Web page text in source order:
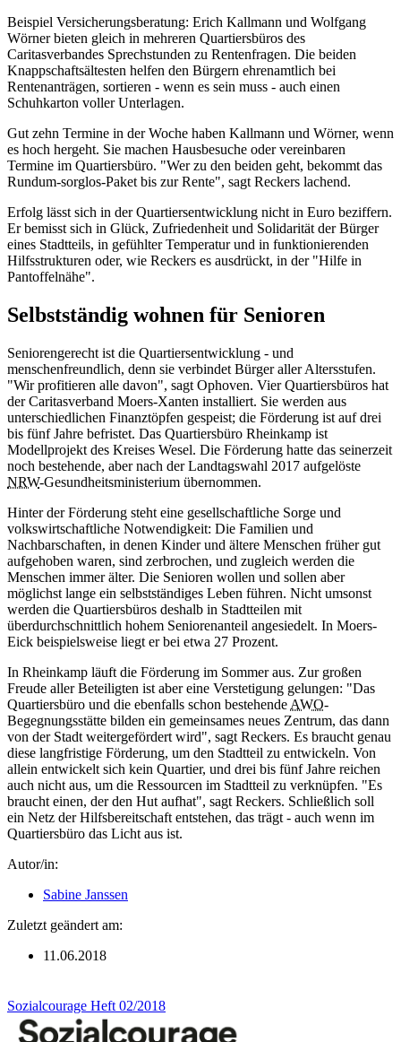
Beispiel Versicherungsberatung: Erich Kallmann und Wolfgang
Wörner bieten gleich in mehreren Quartiersbüros des
Caritasverbandes Sprechstunden zu Rentenfragen. Die beiden
Knappschafts­ältesten helfen den Bürgern ehrenamtlich bei
Rentenanträgen, sortieren - wenn es sein muss - auch einen
Schuhkarton voller Unterlagen.
Gut zehn Termine in der Woche haben Kallmann und Wörner, wenn
es hoch hergeht. Sie machen Hausbesuche oder vereinbaren
Termine im Quartiersbüro. "Wer zu den beiden geht, bekommt das
Rundum-sorglos-Paket bis zur Rente", sagt Reckers lachend.
Erfolg lässt sich in der Quartiersentwicklung nicht in Euro beziffern.
Er bemisst sich in Glück, Zufriedenheit und Solidarität der Bürger
eines Stadtteils, in gefühlter Temperatur und in funk­tionierenden
Hilfsstrukturen oder, wie Reckers es ausdrückt, in der "Hilfe in
Pantoffelnähe".
Selbstständig wohnen für Senioren
Seniorengerecht ist die Quartiersentwicklung - und
menschenfreundlich, denn sie verbindet Bürger aller Altersstufen.
"Wir profitieren alle davon", sagt Ophoven. Vier Quartiersbüros hat
der Caritasverband Moers-Xanten installiert. Sie werden aus
unterschiedlichen Finanztöpfen gespeist; die Förderung ist auf drei
bis fünf Jahre befristet. Das Quartiersbüro Rheinkamp ist
Modellprojekt des Kreises Wesel. Die Förderung hatte das seinerzeit
noch bestehende, aber nach der Landtagswahl 2017 aufgelöste
NRW-Gesundheitsministe­rium übernommen.
Hinter der Förderung steht eine gesellschaftliche Sorge und
volkswirtschaftliche Notwendigkeit: Die Familien und
Nachbarschaften, in denen Kinder und ältere Menschen früher gut
aufgehoben waren, sind zerbrochen, und zugleich werden die
Menschen immer älter. Die Senioren wollen und sollen aber
möglichst lange ein selbstständiges Leben führen. Nicht umsonst
werden die Quartiersbüros deshalb in Stadtteilen mit
überdurchschnittlich hohem Seniorenanteil angesiedelt. In Moers-
Eick beispielsweise liegt er bei etwa 27 Prozent.
In Rheinkamp läuft die Förderung im Sommer aus. Zur großen
Freude aller Beteiligten ist aber eine Verstetigung gelungen: "Das
Quartiersbüro und die ebenfalls schon bestehende AWO-
Begegnungsstätte bilden ein gemeinsames neues Zentrum, das dann
von der Stadt weitergefördert wird", sagt Reckers. Es braucht genau
diese langfristige Förderung, um den Stadtteil zu entwickeln. Von
allein entwickelt sich kein Quartier, und drei bis fünf Jahre reichen
auch nicht aus, um die Ressourcen im Stadtteil zu verknüpfen. "Es
braucht einen, der den Hut aufhat", sagt Reckers. Schließlich soll
ein Netz der Hilfsbereitschaft entstehen, das trägt - auch wenn im
Quartiersbüro das Licht aus ist.
Autor/in:
Sabine Janssen
Zuletzt geändert am:
11.06.2018
Sozialcourage Heft 02/2018